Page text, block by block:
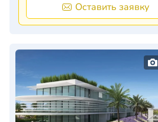
Оставить заявку